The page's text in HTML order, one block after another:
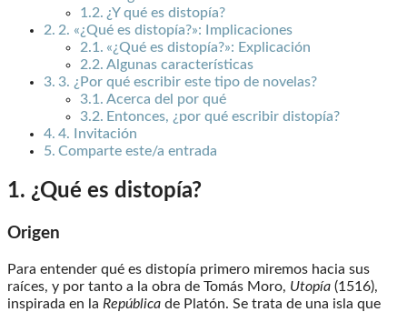
¿Y qué es distopía?
2. «¿Qué es distopía?»: Implicaciones
«¿Qué es distopía?»: Explicación
Algunas características
3. ¿Por qué escribir este tipo de novelas?
Acerca del por qué
Entonces, ¿por qué escribir distopía?
4. Invitación
Comparte este/a entrada
1. ¿Qué es distopía?
Origen
Para entender qué es distopía primero miremos hacia sus
raíces, y por tanto a la obra de Tomás Moro, Utopía (1516),
inspirada en la República de Platón. Se trata de una isla que